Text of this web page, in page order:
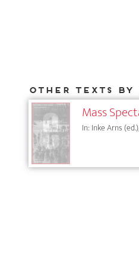
Other texts by
Mass
In: Inke Arns